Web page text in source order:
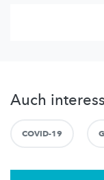
Auch
COVID-19